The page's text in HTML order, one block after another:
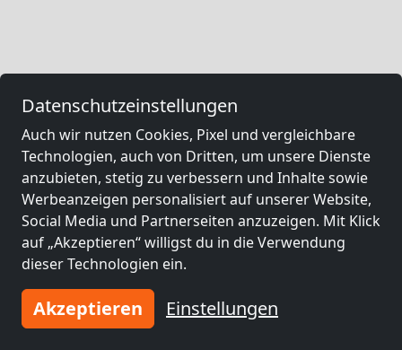
Datenschutzeinstellungen
Auch wir nutzen Cookies, Pixel und vergleichbare
Technologien, auch von Dritten, um unsere Dienste
anzubieten, stetig zu verbessern und Inhalte sowie
Werbeanzeigen personalisiert auf unserer Website,
Social Media und Partnerseiten anzuzeigen. Mit Klick
auf „Akzeptieren“ willigst du in die Verwendung
dieser Technologien ein.
Akzeptieren Einstellungen